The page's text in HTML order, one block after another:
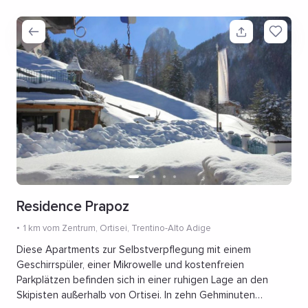
Residence Prapoz
1 km vom Zentrum, Ortisei, Trentino-Alto Adige
Diese Apartments zur Selbstverpflegung mit einem
Geschirrspüler, einer Mikrowelle und kostenfreien
Parkplätzen befinden sich in einer ruhigen Lage an den
Skipisten außerhalb von Ortisei. In zehn Gehminuten